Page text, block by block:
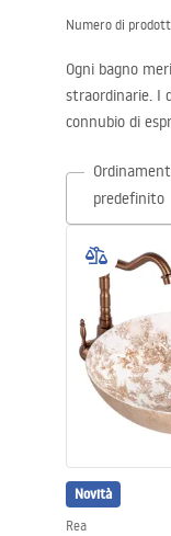
Set di
Set
Numero di
Ogni bagno
straordinarie. I
connubio di
Novità
Rea